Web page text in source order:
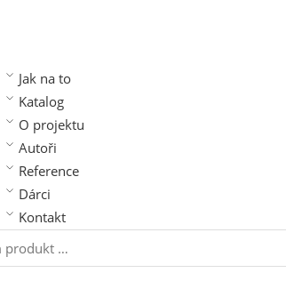
Jak na to
Katalog
O projektu
Autoři
Reference
Dárci
Kontakt